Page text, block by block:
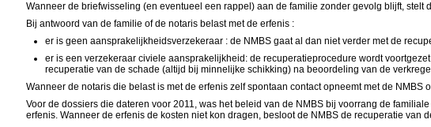
Wanneer de briefwisseling (en eventueel een rappel) aan de familie zonder gevolg blijft,
Bij antwoord van de familie of de notaris belast met de erfenis :
er is geen aansprakelijkheidsverzekeraar : de NMBS gaat al dan niet verder met de
er is een verzekeraar civiele aansprakelijkheid: de recuperatieprocedure wordt
recuperatie van de schade (altijd bij minnelijke schikking) na beoordeling van de
Wanneer de notaris die belast is met de erfenis zelf spontaan contact opneemt met de
Voor de dossiers die dateren voor 2011, was het beleid van de NMBS bij voorrang de
erfenis. Wanneer de erfenis de kosten niet kon dragen, besloot de NMBS de recuperatie